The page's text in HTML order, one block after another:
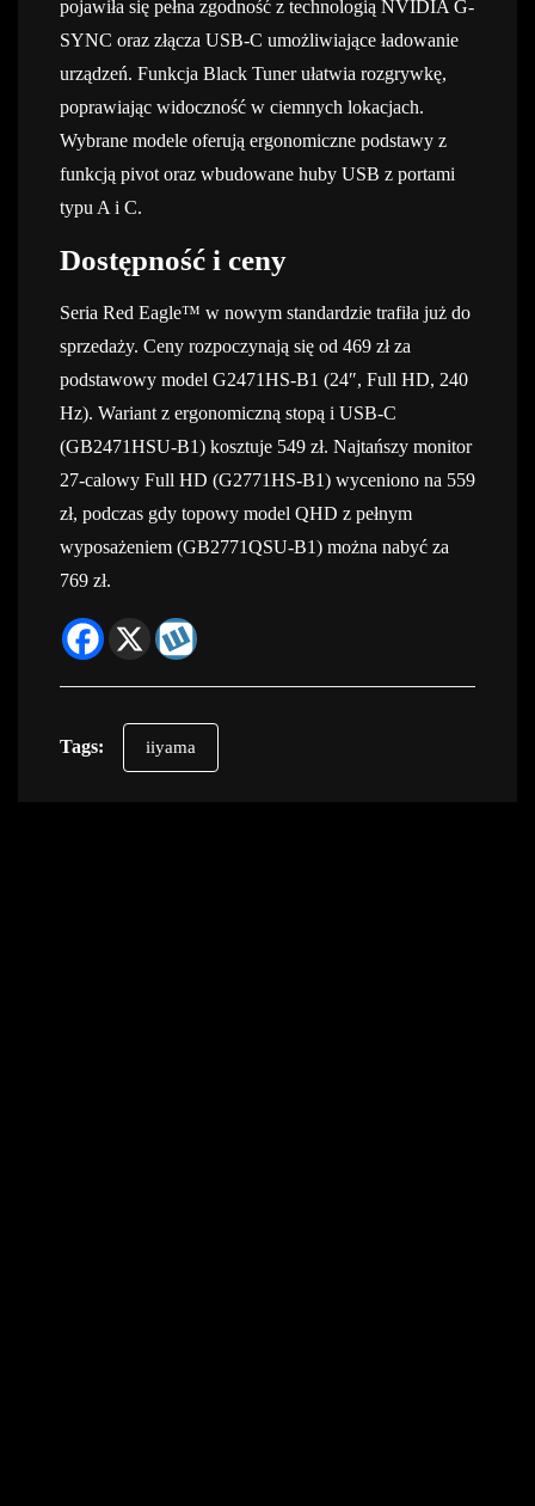
pojawiła się pełna zgodność z technologią NVIDIA G-
SYNC oraz złącza USB-C umożliwiające ładowanie
urządzeń. Funkcja Black Tuner ułatwia rozgrywkę,
poprawiając widoczność w ciemnych lokacjach.
Wybrane modele oferują ergonomiczne podstawy z
funkcją pivot oraz wbudowane huby USB z portami
typu A i C.
Dostępność i ceny
Seria Red Eagle™ w nowym standardzie trafiła już do
sprzedaży. Ceny rozpoczynają się od 469 zł za
podstawowy model G2471HS-B1 (24″, Full HD, 240
Hz). Wariant z ergonomiczną stopą i USB-C
(GB2471HSU-B1) kosztuje 549 zł. Najtańszy monitor
27-calowy Full HD (G2771HS-B1) wyceniono na 559
zł, podczas gdy topowy model QHD z pełnym
wyposażeniem (GB2771QSU-B1) można nabyć za
769 zł.
Tags: iiyama